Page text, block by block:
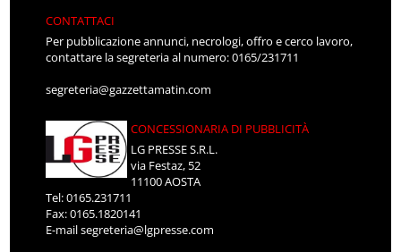
CONTATTACI
Per pubblicazione annunci, necrologi, offro e cerco lavoro,
contattare la segreteria al numero: 0165/231711
segreteria@gazzettamatin.com
CONCESSIONARIA DI PUBBLICITÀ
LG PRESSE S.R.L.
via Festaz, 52
11100 AOSTA
Tel: 0165.231711
Fax: 0165.1820141
E-mailsegreteria@lgpresse.com